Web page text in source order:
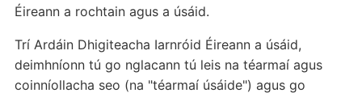
Éireann a rochtain agus a úsáid.
Trí Ardáin Dhigiteacha Iarnróid Éireann a úsáid,
deimhníonn tú go nglacann tú leis na téarmaí agus
coinníollacha seo (na "téarmaí úsáide") agus go